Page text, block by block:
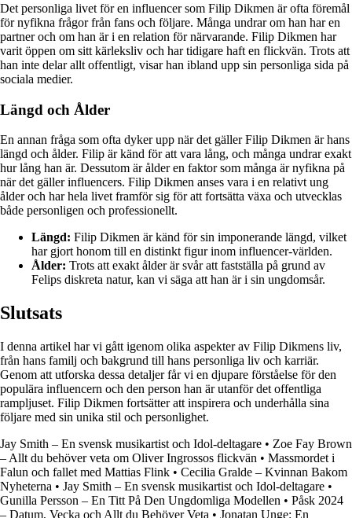
Det personliga livet för en influencer som Filip Dikmen är ofta föremål
för nyfikna frågor från fans och följare. Många undrar om han har en
partner och om han är i en relation för närvarande. Filip Dikmen har
varit öppen om sitt kärleksliv och har tidigare haft en flickvän. Trots att
han inte delar allt offentligt, visar han ibland upp sin personliga sida på
sociala medier.
Längd och Ålder
En annan fråga som ofta dyker upp när det gäller Filip Dikmen är hans
längd och ålder. Filip är känd för att vara lång, och många undrar exakt
hur lång han är. Dessutom är ålder en faktor som många är nyfikna på
när det gäller influencers. Filip Dikmen anses vara i en relativt ung
ålder och har hela livet framför sig för att fortsätta växa och utvecklas
både personligen och professionellt.
Längd: Filip Dikmen är känd för sin imponerande längd, vilket
har gjort honom till en distinkt figur inom influencer-världen.
Ålder: Trots att exakt ålder är svår att fastställa på grund av
Felips diskreta natur, kan vi säga att han är i sin ungdomsår.
Slutsats
I denna artikel har vi gått igenom olika aspekter av Filip Dikmens liv,
från hans familj och bakgrund till hans personliga liv och karriär.
Genom att utforska dessa detaljer får vi en djupare förståelse för den
populära influencern och den person han är utanför det offentliga
rampljuset. Filip Dikmen fortsätter att inspirera och underhålla sina
följare med sin unika stil och personlighet.
Jay Smith – En svensk musikartist och Idol-deltagare • Zoe Fay Brown
– Allt du behöver veta om Oliver Ingrossos flickvän • Massmordet i
Falun och fallet med Mattias Flink • Cecilia Gralde – Kvinnan Bakom
Nyheterna • Jay Smith – En svensk musikartist och Idol-deltagare •
Gunilla Persson – En Titt På Den Ungdomliga Modellen • Påsk 2024
– Datum, Vecka och Allt du Behöver Veta • Jonatan Unge: En